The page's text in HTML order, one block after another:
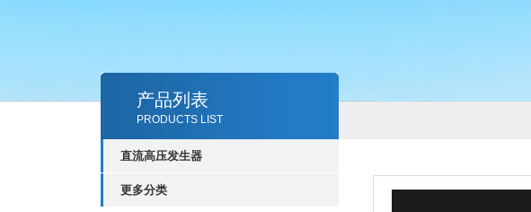
产品列表
PRODUCTS LIST
直流高压发生器
更多分类